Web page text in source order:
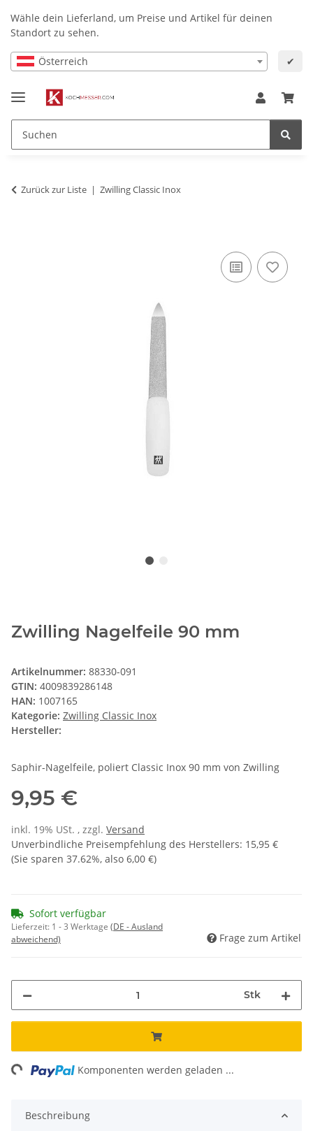
Wähle dein Lieferland, um Preise und Artikel für deinen
Standort zu sehen.
Österreich ✔
Zurück zur Liste Zwilling Classic Inox
Zwilling Nagelfeile 90 mm
Artikelnummer: 88330-091
GTIN: 4009839286148
HAN: 1007165
Kategorie: Zwilling Classic Inox
Hersteller:
Saphir-Nagelfeile, poliert Classic Inox 90 mm von Zwilling
9,95 €
inkl. 19% USt. , zzgl. Versand
Unverbindliche Preisempfehlung des Herstellers: 15,95 €
(Sie sparen 37.62%, also 6,00 €)
Sofort verfügbar
Lieferzeit: 1 - 3 Werktage (DE - Ausland
abweichend)
Frage zum Artikel
Stk
Komponenten werden geladen ...
Beschreibung